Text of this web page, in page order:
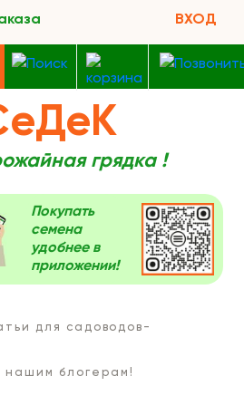
ВХОД
грядка !
Покупать
семена
удобнее в
приложении!
для садоводов-
нашим блогерам!